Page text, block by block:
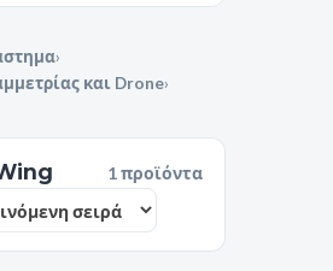
›
και Drone›
1 προϊόντα